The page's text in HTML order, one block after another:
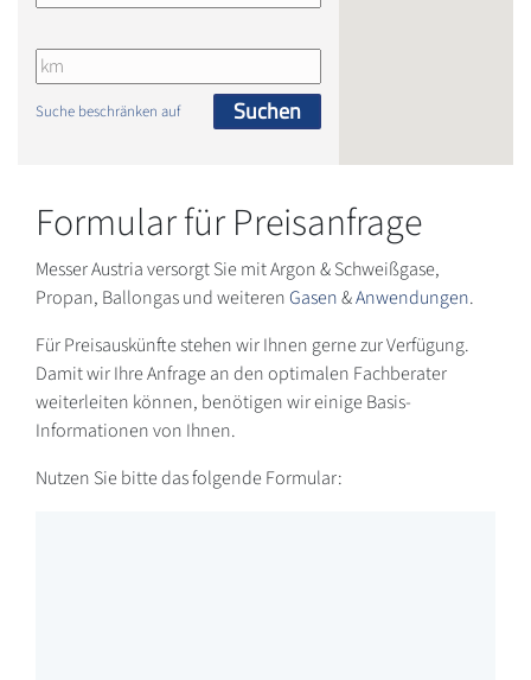
Suche beschränken auf Suchen
Formular für Preisanfrage
Messer Austria versorgt Sie mit Argon & Schweißgase,
Propan, Ballongas und weiterenGasen&Anwendungen.
Für Preisauskünfte stehen wir Ihnen gerne zur Verfügung.
Damit wir Ihre Anfrage an den optimalen Fachberater
weiterleiten können, benötigen wir einige Basis-
Informationen von Ihnen.
Nutzen Sie bitte das folgende Formular: